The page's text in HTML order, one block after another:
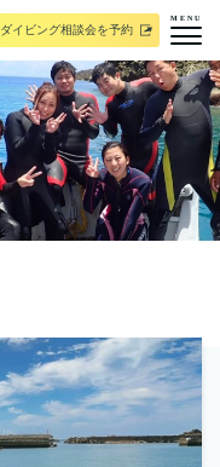
ダイビング相談会を予約
MENU